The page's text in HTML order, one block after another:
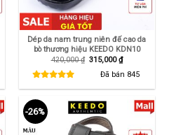
Dép da nam trung niên đế cao da
bò thương hiệu KEEDO KDN10
420,000₫ Giá
420,000 ₫.
315,000₫Giá
hiện
tại
là:
Đã bán 845
-26%